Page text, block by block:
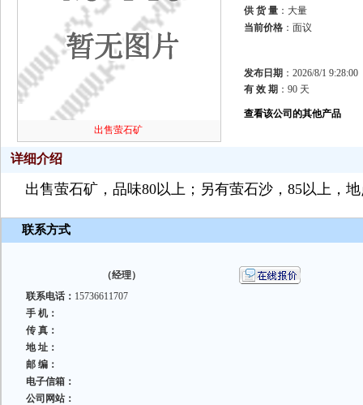
出售萤石矿
供 货 量：大量
当前价格：面议
发布日期 ：2026/8/1 9:28:00
有 效 期 ：90 天
查看该公司的其他产品
详细介绍
出售萤石矿，品味80以上；另有萤石沙，85以上，
联系方式
（经理）
联系电话： 15736611707
手 机：
传 真：
地 址：
邮 编：
电子信箱：
公司网站：